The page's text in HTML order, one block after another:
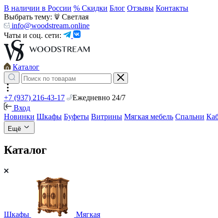
В наличии в России % Скидки Блог Отзывы Контакты
Выбрать тему:
Светлая
info@woodstream.online
Чаты и соц. сети:
Каталог
+7 (937) 216-43-17
Ежедневно 24/7
Вход
Новинки Шкафы Буфеты Витрины Мягкая мебель Спальни
Ещё
Каталог
Шкафы Мягкая